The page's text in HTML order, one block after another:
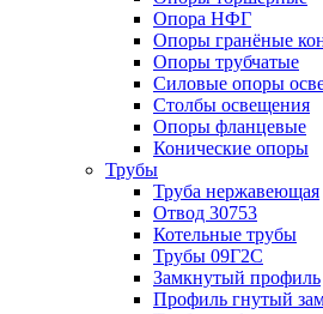
Опора НФГ
Опоры гранёные
Опоры трубчатые
Силовые опоры
Столбы освещения
Опоры фланцевые
Конические опоры
Трубы
Труба нержавеющая
Отвод 30753
Котельные трубы
Трубы 09Г2С
Замкнутый профиль
Профиль гнутый